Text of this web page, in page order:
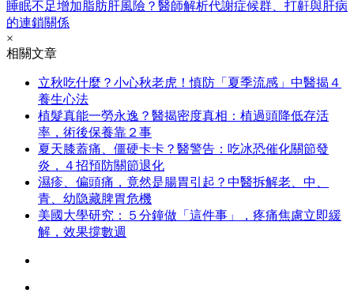
睡眠不足增加脂肪肝風險？醫師解析代謝症候群、打鼾與肝病
的連鎖關係
×
相關文章
立秋吃什麼？小心秋老虎！慎防「夏季流感」中醫揭４
養生心法
植髮真能一勞永逸？醫揭密度真相：植過頭降低存活
率，術後保養靠２事
夏天膝蓋痛、僵硬卡卡？醫警告：吃冰恐催化關節發
炎，４招預防關節退化
濕疹、偏頭痛，竟然是腸胃引起？中醫拆解老、中、
青、幼隐藏脾胃危機
美國大學研究：５分鐘做「這件事」，疼痛焦慮立即緩
解，效果撐數週